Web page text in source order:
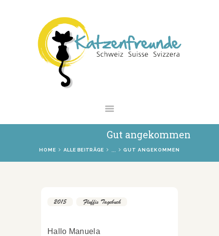
Gut angekommen
HOME ALLE BEITRÄGE GUT ANGEKOMMEN
NEWS
VERMITTLUNG
INTERESSANTES
SHOP
2015 Fluffis Tagebuch
Hallo Manuela